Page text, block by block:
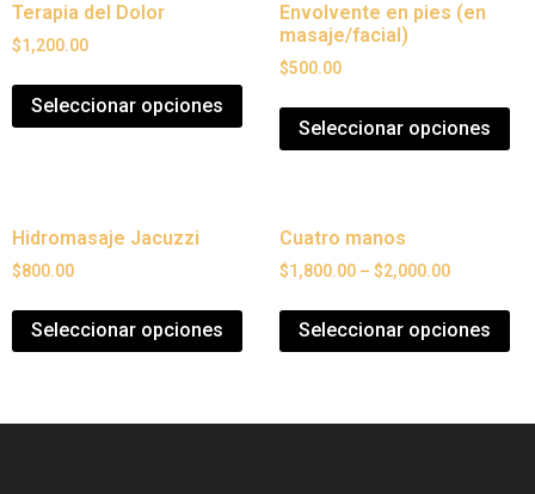
Terapia del Dolor
$1,200.00
Seleccionar opciones
Envolvente en pies (en
masaje/facial)
$500.00
Seleccionar opciones
Hidromasaje Jacuzzi
$800.00
Seleccionar opciones
Cuatro manos
$1,800.00 – $2,000.00
Seleccionar opciones